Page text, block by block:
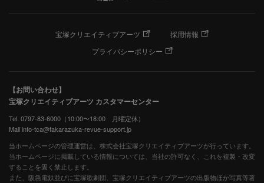
宝塚クリエイティブアーツ
採用情報
プライバシーポリシー
【お問い合わせ】
宝塚クリエイティブアーツ カスタマーセンター
Tel. 0797-83-6000（10:00〜18:00 月曜定休）
Mail info-tca@takarazuka-revue-support.jp
当ホームページの管理運営は、株式会社宝塚クリエイティブアーツが行っています。
当ホームページに掲載している情報については、当社の許可なく、これを複製・改変
することを固く禁止します。
また、阪急電鉄並びに宝塚歌劇団、宝塚クリエイティブアーツの出版物ほか写真等著